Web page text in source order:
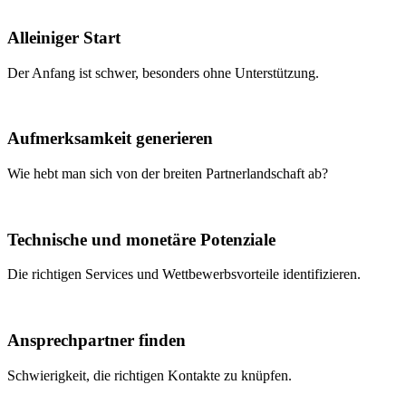
Alleiniger Start
Der Anfang ist schwer, besonders ohne Unterstützung.
Aufmerksamkeit generieren
Wie hebt man sich von der breiten Partnerlandschaft ab?
Technische und monetäre Potenziale
Die richtigen Services und Wettbewerbsvorteile identifizieren.
Ansprechpartner finden
Schwierigkeit, die richtigen Kontakte zu knüpfen.